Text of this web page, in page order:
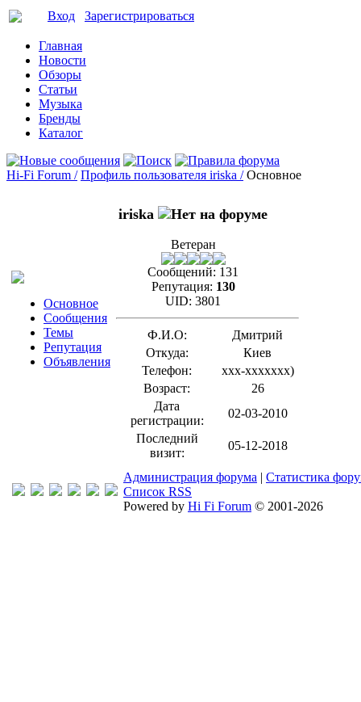
Вход Зарегистрироваться
Главная
Новости
Обзоры
Статьи
Музыка
Бренды
Каталог
Hi-Fi Forum / Профиль пользователя iriska / Основное
Основное
Сообщения
Темы
Репутация
Объявления
iriska
Ветеран
Сообщений: 131
Репутация: 130
UID: 3801
Ф.И.О:
Дмитрий
Откуда:
Киев
Телефон:
xxx-xxxxxxx)
Возраст:
26
Дата
регистрации:
02-03-2010
Последний
визит:
05-12-2018
Администрация форума | Статистика
Список RSS
Powered by Hi Fi Forum © 2001-2026